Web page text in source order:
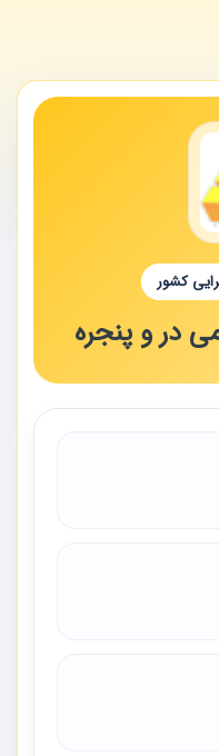
کشور
در و پنجره